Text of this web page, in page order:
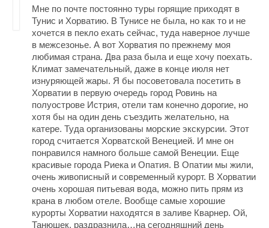
Мне по почте постоянно туры горящие приходят в
Тунис и Хорватию. В Тунисе не была, но как то и не
хочется в пекло ехать сейчас, туда наверное лучше
в межсезонье. А вот Хорватия по прежнему моя
любимая страна. Два раза была и еще хочу поехать.
Климат замечательный, даже в конце июля нет
изнуряющей жары. Я бы посоветовала посетить в
Хорватии в первую очередь город Ровинь на
полуострове Истрия, отели там конечно дорогие, но
хотя бы на один день съездить желательно, на
катере. Туда организованы морские экскурсии. Этот
город считается Хорватской Венецией. И мне он
понравился намного больше самой Венеции. Еще
красивые города Риека и Опатия. В Опатии мы жили,
очень живописный и современный курорт. В Хорватии
очень хорошая питьевая вода, можно пить прям из
крана в любом отеле. Вообще самые хорошие
курорты Хорватии находятся в заливе Кварнер. Ой,
Танюшек, раздразнила…на сегодняшний день